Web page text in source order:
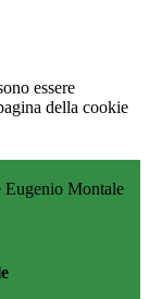
essere
della cookie
Eugenio Montale